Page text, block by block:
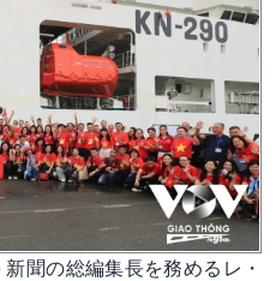
聞の総編集長を務めるレ・